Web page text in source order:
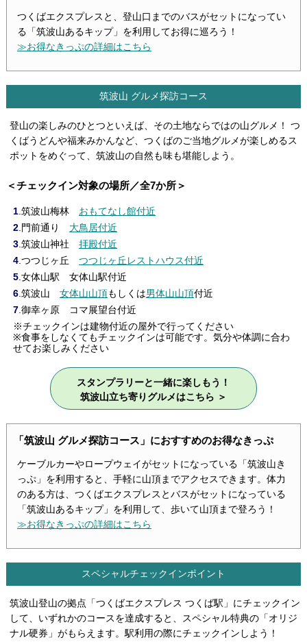
つくばエクスプレスと、登山口までのバスがセットになってい
る「筑波山あるキップ」を利用してお得に巡ろう！
≫お得なきっぷの詳細はこちら
筑波山 グルメ探訪コース
登山の楽しみのひとつといえば、その土地ならではの山グルメ！ つ
くばうどんや福来みかんなど、つくばのご当地グルメが楽しめるス
ポットをめぐって、筑波山の自然も味も堪能しよう。
＜チェックイン対象の場所／全7か所＞
1.筑波山梅林 おもてなし館付近
2.門前通り 大鳥居付近
3.筑波山神社 拝殿付近
4.つつじヶ丘 つつじヶ丘レストハウス付近
5.女体山駅 女体山駅付近
6.筑波山 女体山山頂もしくは男体山山頂付近
7.御幸ヶ原 コマ展望台付近
※チェックインは建物付近の屋外で行ってください
※食事をしなくてもチェックインは可能です。気分や体調に合わ
せてお楽しみください
スタンプラリーと一緒に楽しもう！
筑波山立ち寄りグルメはこちら ＞
「筑波山 グルメ探訪コース」におすすめのお得なきっぷ
ケーブルカーやロープウェイがセットになっている「筑波山き
っぷ」を利用すると、手軽に山頂までアクセスできます。体力
のある方は、つくばエクスプレスとバスがセットになっている
「筑波山あるキップ」を利用して、歩いて山頂まで登ろう！
≫お得なきっぷの詳細はこちら
スペシャルチェックインポイント
筑波山登山の拠点「つくばエクスプレス つくば駅」にチェックイン
して、いずれかのコースを達成すると、スペシャル特典の「オリジ
ナル硬券」がもらえます。駅利用の際にチェックインしよう！